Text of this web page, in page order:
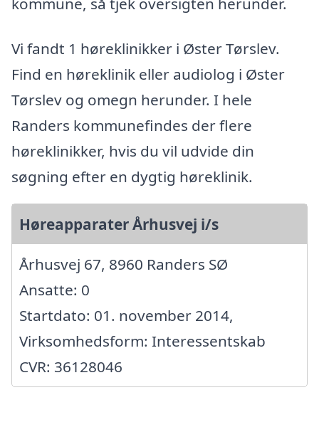
Vi fandt 1 høreklinikker i Øster Tørslev.
Find en høreklinik eller audiolog i Øster
Tørslev og omegn herunder. I hele
Randers kommunefindes der flere
høreklinikker, hvis du vil udvide din
søgning efter en dygtig høreklinik.
Høreapparater Århusvej i/s
Århusvej 67, 8960 Randers SØ
Ansatte: 0
Startdato: 01. november 2014,
Virksomhedsform: Interessentskab
CVR: 36128046